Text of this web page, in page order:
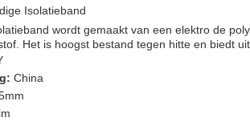
Isolatieband
wordt gemaakt van een elektro de
Het is hoogst bestand tegen hitte en biedt
China